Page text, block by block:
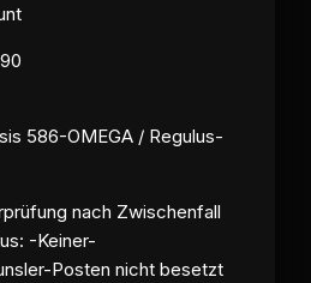
586-OMEGA / Regulus-
nach Zwischenfall
-Keiner-
Posten nicht besetzt